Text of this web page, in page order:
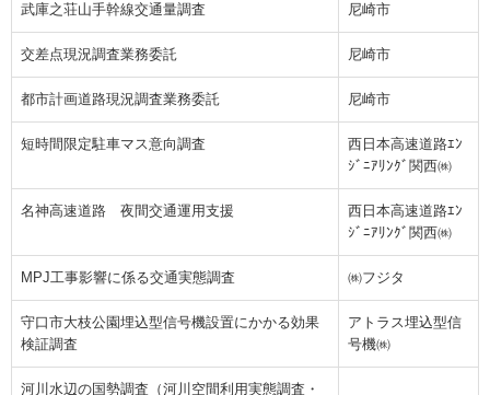
武庫之荘山手幹線交通量調査 尼崎市
交差点現況調査業務委託 尼崎市
都市計画道路現況調査業務委託 尼崎市
短時間限定駐車マス意向調査
西日本高速道路ｴﾝ
ｼﾞﾆｱﾘﾝｸﾞ関西㈱
名神高速道路 夜間交通運用支援
西日本高速道路ｴﾝ
ｼﾞﾆｱﾘﾝｸﾞ関西㈱
MPJ工事影響に係る交通実態調査 ㈱フジタ
守口市大枝公園埋込型信号機設置にかかる効果
検証調査
アトラス埋込型信
号機㈱
河川水辺の国勢調査（河川空間利用実態調査・